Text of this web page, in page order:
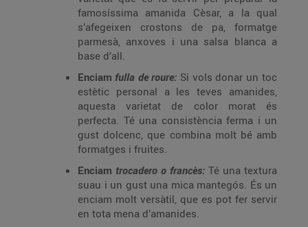
famosíssima amanida Cèsar, a la qual
s’afegeixen crostons de pa, formatge
parmesà, anxoves i una salsa blanca a
base d’all.
Enciam fulla de roure: Si vols donar un toc
estètic personal a les teves amanides,
aquesta varietat de color morat és
perfecta. Té una consistència ferma i un
gust dolcenc, que combina molt bé amb
formatges i fruites.
Enciam trocadero o francès: Té una textura
suau i un gust una mica mantegós. És un
enciam molt versàtil, que es pot fer servir
en tota mena d’amanides.